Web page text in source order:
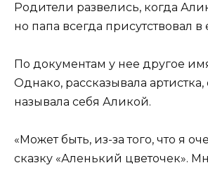
Родители развелись, когда
но папа всегда присутствовал
По документам у нее другое
Однако, рассказывала артистка,
называла себя Аликой.
«Может быть, из-за того, что я
сказку «Аленький цветочек».